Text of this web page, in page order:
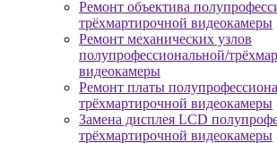
Ремонт объектива
трёхмартирочной видеокамеры
Ремонт механических узлов
полупрофессиональной/
видеокамеры
Ремонт платы
трёхмартирочной видеокамеры
Замена дисплея LCD
трёхмартирочной видеокамеры